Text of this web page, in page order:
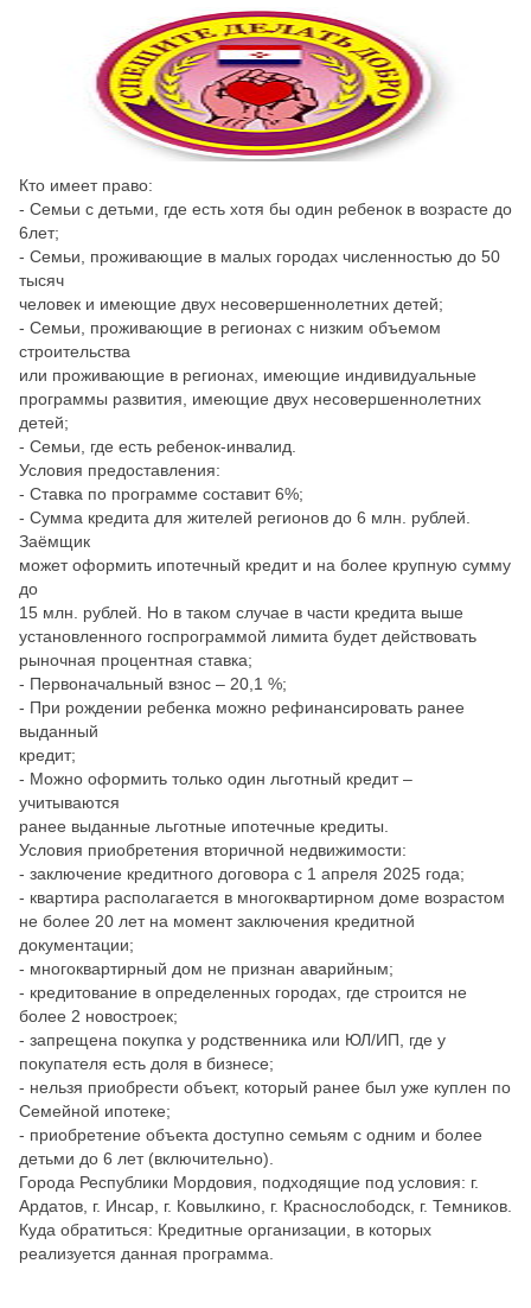
Кто имеет право:
- Семьи с детьми, где есть хотя бы один ребенок в возрасте до
6лет;
- Семьи, проживающие в малых городах численностью до 50
тысяч
человек и имеющие двух несовершеннолетних детей;
- Семьи, проживающие в регионах с низким объемом
строительства
или проживающие в регионах, имеющие индивидуальные
программы развития, имеющие двух несовершеннолетних
детей;
- Семьи, где есть ребенок-инвалид.
Условия предоставления:
- Ставка по программе составит 6%;
- Сумма кредита для жителей регионов до 6 млн. рублей.
Заёмщик
может оформить ипотечный кредит и на более крупную сумму
до
15 млн. рублей. Но в таком случае в части кредита выше
установленного госпрограммой лимита будет действовать
рыночная процентная ставка;
- Первоначальный взнос – 20,1 %;
- При рождении ребенка можно рефинансировать ранее
выданный
кредит;
- Можно оформить только один льготный кредит –
учитываются
ранее выданные льготные ипотечные кредиты.
Условия приобретения вторичной недвижимости:
- заключение кредитного договора с 1 апреля 2025 года;
- квартира располагается в многоквартирном доме возрастом
не более 20 лет на момент заключения кредитной
документации;
- многоквартирный дом не признан аварийным;
- кредитование в определенных городах, где строится не
более 2 новостроек;
- запрещена покупка у родственника или ЮЛ/ИП, где у
покупателя есть доля в бизнесе;
- нельзя приобрести объект, который ранее был уже куплен по
Семейной ипотеке;
- приобретение объекта доступно семьям с одним и более
детьми до 6 лет (включительно).
Города Республики Мордовия, подходящие под условия: г.
Ардатов, г. Инсар, г. Ковылкино, г. Краснослободск, г. Темников.
Куда обратиться: Кредитные организации, в которых
реализуется данная программа.